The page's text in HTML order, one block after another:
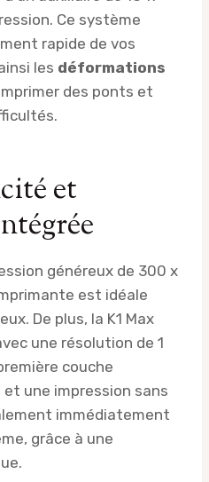
Ce système
rapide de vos
les déformations
des ponts et
et
généreux de 300 x
est idéale
De plus, la K1 Max
une résolution de 1
couche
une impression sans
immédiatement
grâce à une